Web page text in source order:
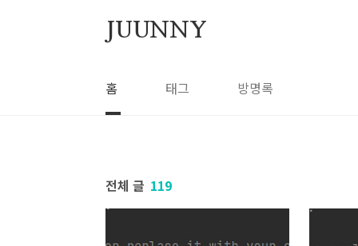
JUUNNY
홈 태그 방명록
전체 글 119